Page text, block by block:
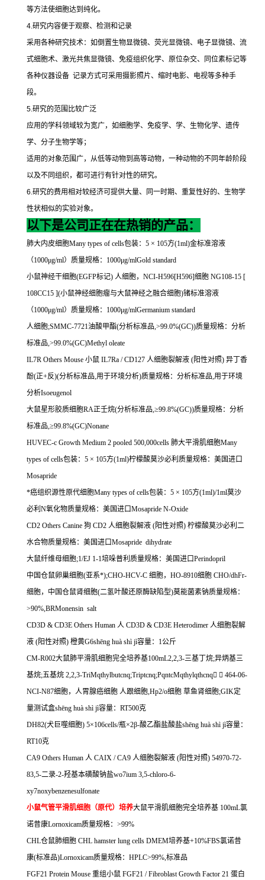
等方法使细胞达到纯化。
4.研究内容便于观察、检测和记录
采用各种研究技术：如倒置生物显微镜、荧光显微镜、电子显微镜、流
式细胞术、激光共焦显微镜、免疫组织化学、原位杂交、同位素标记等
各种仪器设备 记录方式可采用摄影照片、缩时电影、电视等多种手
段。
5.研究的范围比较广泛
应用的学科领域较为宽广，如细胞学、免疫学、学、生物化学、遗传
学、分子生物学等；
适用的对象范围广，从低等动物到高等动物，一种动物的不同年龄阶段
以及不同组织，都可进行有针对性的研究。
6.研究的费用相对较经济可提供大量、同一时期、重复性好的、生物学
性状相似的实验对象。
以下是公司正在在热销的产品：
肺大内皮细胞Many types of cells包装： 5 × 105方(1ml)金标准溶液
（1000μg/ml）质量规格： 1000μg/mlGold standard
小鼠神经干细胞(EGFP标记) 人细胞， NCI-H596[H596]细胞 NG108-15 [
108CC15 ](小鼠神经细胞瘤与大鼠神经之融合细胞)锗标准溶液
（1000μg/ml）质量规格： 1000μg/mlGermanium standard
人细胞;SMMC-7721油酸甲酯(分析标准品,>99.0%(GC))质量规格：分析
标准品,>99.0%(GC)Methyl oleate
IL7R Others Mouse 小鼠 IL7Ra / CD127 人细胞裂解液 (阳性对照) 异丁香
酚(正+反)(分析标准品,用于环境分析)质量规格：分析标准品,用于环境
分析Isoeugenol
大鼠星形胶质细胞RA正壬烷(分析标准品,≥99.8%(GC))质量规格：分析
标准品,≥99.8%(GC)Nonane
HUVEC-c Growth Medium 2 pooled 500,000cells 肺大平滑肌细胞Many
types of cells包装： 5 × 105方(1ml)柠檬酸莫沙必利质量规格：美国进口
Mosapride
*癌组织源性原代细胞Many types of cells包装： 5 × 105方(1ml)/1ml莫沙
必利 N氧化物质量规格：美国进口Mosapride N-Oxide
CD2 Others Canine 狗 CD2 人细胞裂解液 (阳性对照) 柠檬酸莫沙必利二
水合物质量规格：美国进口Mosapride dihydrate
大鼠纤维母细胞;1/EJ 1-1培哚普利质量规格：美国进口Perindopril
中国仓鼠卵巢细胞(亚系*);CHO-HCV-C 细胞， HO-8910细胞 CHO/dhFr-
细胞，中国仓鼠肾细胞(二氢叶酸还原酶缺陷型)莫能菌素钠质量规格：
>90%,BRMonensin salt
CD3D & CD3E Others Human 人 CD3D & CD3E Heterodimer 人细胞裂解
液 (阳性对照) 橙黄G6shēng huà shì jì容量： 1公斤
CM-R002大鼠肺平滑肌细胞完全培养基100mL2,2,3-三基丁烷;异炳基三
基烷;五基烷 2,2,3-TriMqthylbutcnq;Triptcnq;PqntcMqthylqthcnq  464-06-
NCI-N87细胞，人胃腺癌细胞 人跟细胞,Hp2/o细胞 草鱼肾细胞;GIK定
量测试盒shēng huà shì jì容量： RT500克
DH82(犬巨噬细胞) 5×106cells/瓶×2β-酸乙酯盐酸盐shēng huà shì jì容量：
RT10克
CA9 Others Human 人 CAIX / CA9 人细胞裂解液 (阳性对照) 54970-72-
83,5-二录-2-羟基本磺酸钠盐wo7ium 3,5-chloro-6-
xy7noxybenzenesulfonate
小鼠气管平滑肌细胞（原代）培养大鼠平滑肌细胞完全培养基 100mL氯
诺昔康Lornoxicam质量规格： >99%
CHL仓鼠肺细胞 CHL hamster lung cells DMEM培养基+10%FBS氯诺昔
康(标准品)Lornoxicam质量规格： HPLC>99%,标准品
FGF21 Protein Mouse 重组小鼠 FGF21 / Fibroblast Growth Factor 21 蛋白